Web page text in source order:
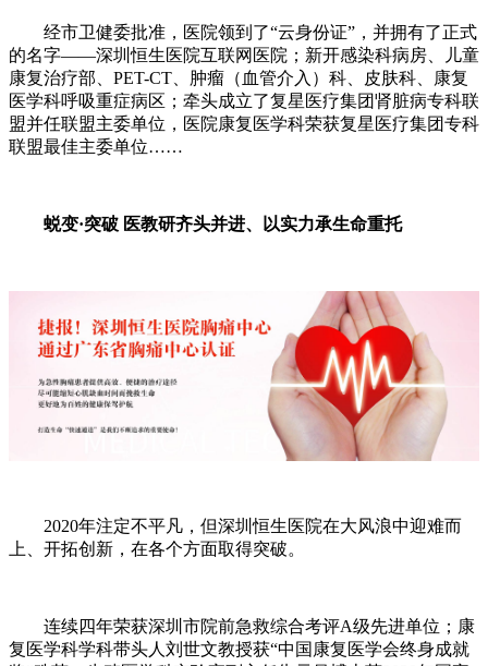
经市卫健委批准，医院领到了“云身份证”，并拥有了正式
的名字——深圳恒生医院互联网医院；新开感染科病房、儿童
康复治疗部、PET-CT、肿瘤（血管介入）科、皮肤科、康复
医学科呼吸重症病区；牵头成立了复星医疗集团肾脏病专科联
盟并任联盟主委单位，医院康复医学科荣获复星医疗集团专科
联盟最佳主委单位……
蜕变·突破 医教研齐头并进、以实力承生命重托
2020年注定不平凡，但深圳恒生医院在大风浪中迎难而
上、开拓创新，在各个方面取得突破。
连续四年荣获深圳市院前急救综合考评A级先进单位；康
复医学科学科带头人刘世文教授获“中国康复医学会终身成就